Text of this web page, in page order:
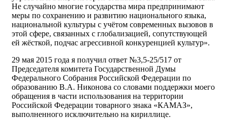
Не случайно многие государства мира предпринимают
меры по сохранению и развитию национального языка,
национальной культуры с учётом современных вызовов в
этой сфере, связанных с глобализацией, сопутствующей
ей жёсткой, подчас агрессивной конкуренцией культур».
29 мая 2015 года я получил ответ №3,5-25/517 от
Председателя комитета Государственной Думы
Федерального Собрания Российской Федерации по
образованию В.А. Никонова со словами поддержки моего
обращения в части использования на территории
Российской Федерации товарного знака «КАМАЗ»,
выполненного исключительно на кириллице.